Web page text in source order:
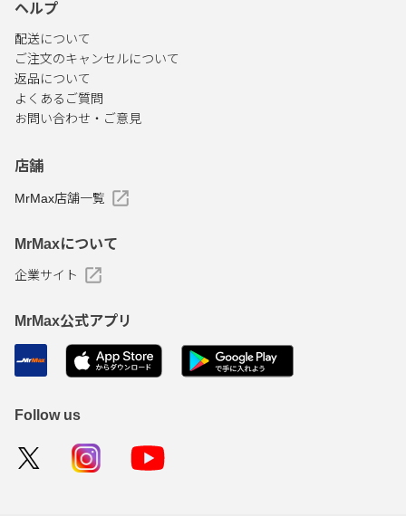
ヘルプ
配送について
ご注文のキャンセルについて
返品について
よくあるご質問
お問い合わせ・ご意見
店舗
MrMax店舗一覧
MrMaxについて
企業サイト
MrMax公式アプリ
Follow us